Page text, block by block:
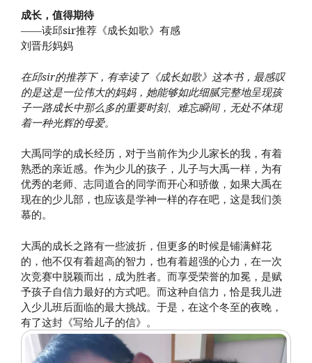
成长，值得期待
——读邱sir推荐《成长如歌》有感
刘晋彤妈妈
在邱sir的推荐下，有幸读了《成长如歌》这本书，最感叹
的是这是一位伟大的妈妈，她能够如此细腻完整地呈现孩
子一路成长中那么多的重要时刻、难忘瞬间，无处不体现
着一种光辉的母爱。
大禹同学的成长经历，对于当前作为少儿家长的我，有着
熟悉的亲近感。作为少儿的孩子，儿子与大禹一样，为有
优秀的老师、志同道合的同学而开心和骄傲，如果大禹在
现在的少儿部，也应该是学神一样的存在吧，这是我们羡
慕的。
大禹的成长之路有一些波折，但更多的时候是铺满鲜花
的，他不仅有着超高的智力，也有着超强的心力，在一次
次竞赛中脱颖而出，成为胜者。而享受荣誉的加冕，是赋
予孩子自信力最好的方式吧。而这种自信力，恰是我儿进
入少儿班后面临的最大挑战。于是，在这个冬至的夜晚，
有了这封《写给儿子的信》。